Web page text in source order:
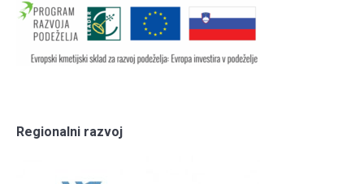
Regionalni razvoj